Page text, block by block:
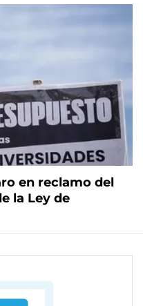
en reclamo del
la Ley de